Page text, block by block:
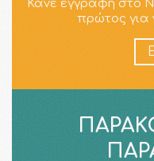
Κάνε εγγραφή στο
πρώτος για